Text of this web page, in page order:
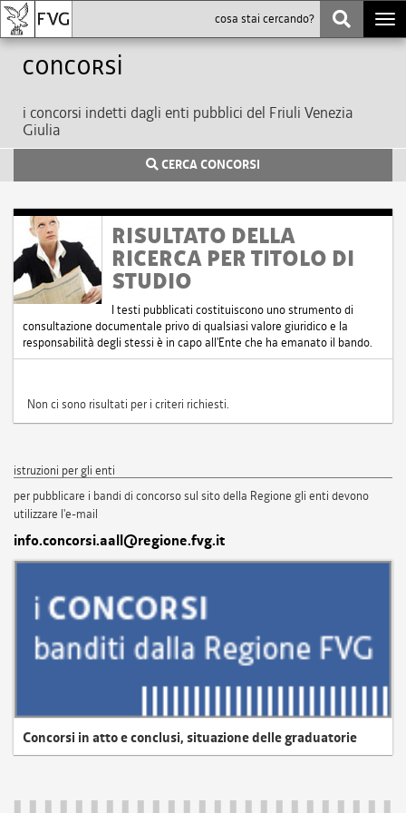
Concorsi
i concorsi indetti dagli enti pubblici del Friuli Venezia
Giulia
CERCA CONCORSI
RISULTATO DELLA
RICERCA PER TITOLO DI
STUDIO
I testi pubblicati costituiscono uno strumento di
consultazione documentale privo di qualsiasi valore giuridico e la
responsabilità degli stessi è in capo all'Ente che ha emanato il bando.
Non ci sono risultati per i criteri richiesti.
istruzioni per gli enti
per pubblicare i bandi di concorso sul sito della Regione gli enti devono
utilizzare l'e-mail
info.concorsi.aall@regione.fvg.it
Concorsi in atto e conclusi, situazione delle graduatorie